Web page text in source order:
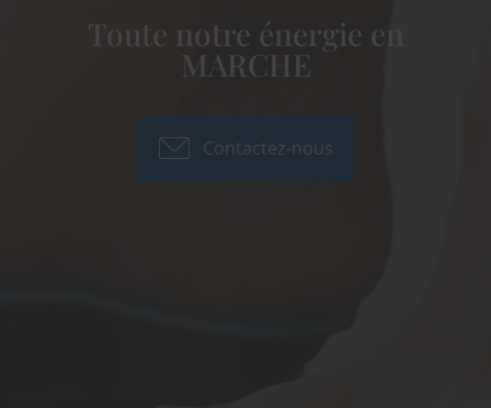
Toute notre énergie en
MARCHE
Contactez-nous